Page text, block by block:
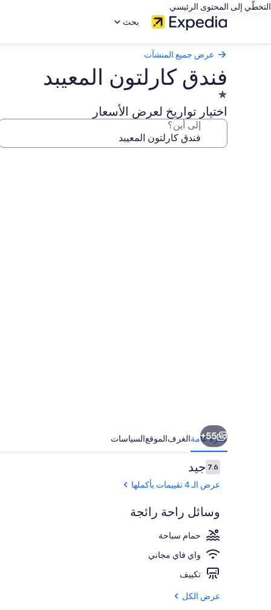
التخطّي إلى المحتوى الرئيسي
بحث
عرض جميع المنشآت
فندق كارلتون المعيبد
منشأة
فندقية
مصنفة
واحدة
اختيار تواريخ لعرض الأسعار
إلى أين؟
55+
نظرة عامةالغرفالموقعالسياسات
التقييمات
7.67.6 من 10جيد
عرض الـ 4 تقييمات بأكملها
وسائل راحة رائجة
حمام سباحة
واي فاي مجاني
تكييف
عرض الكل